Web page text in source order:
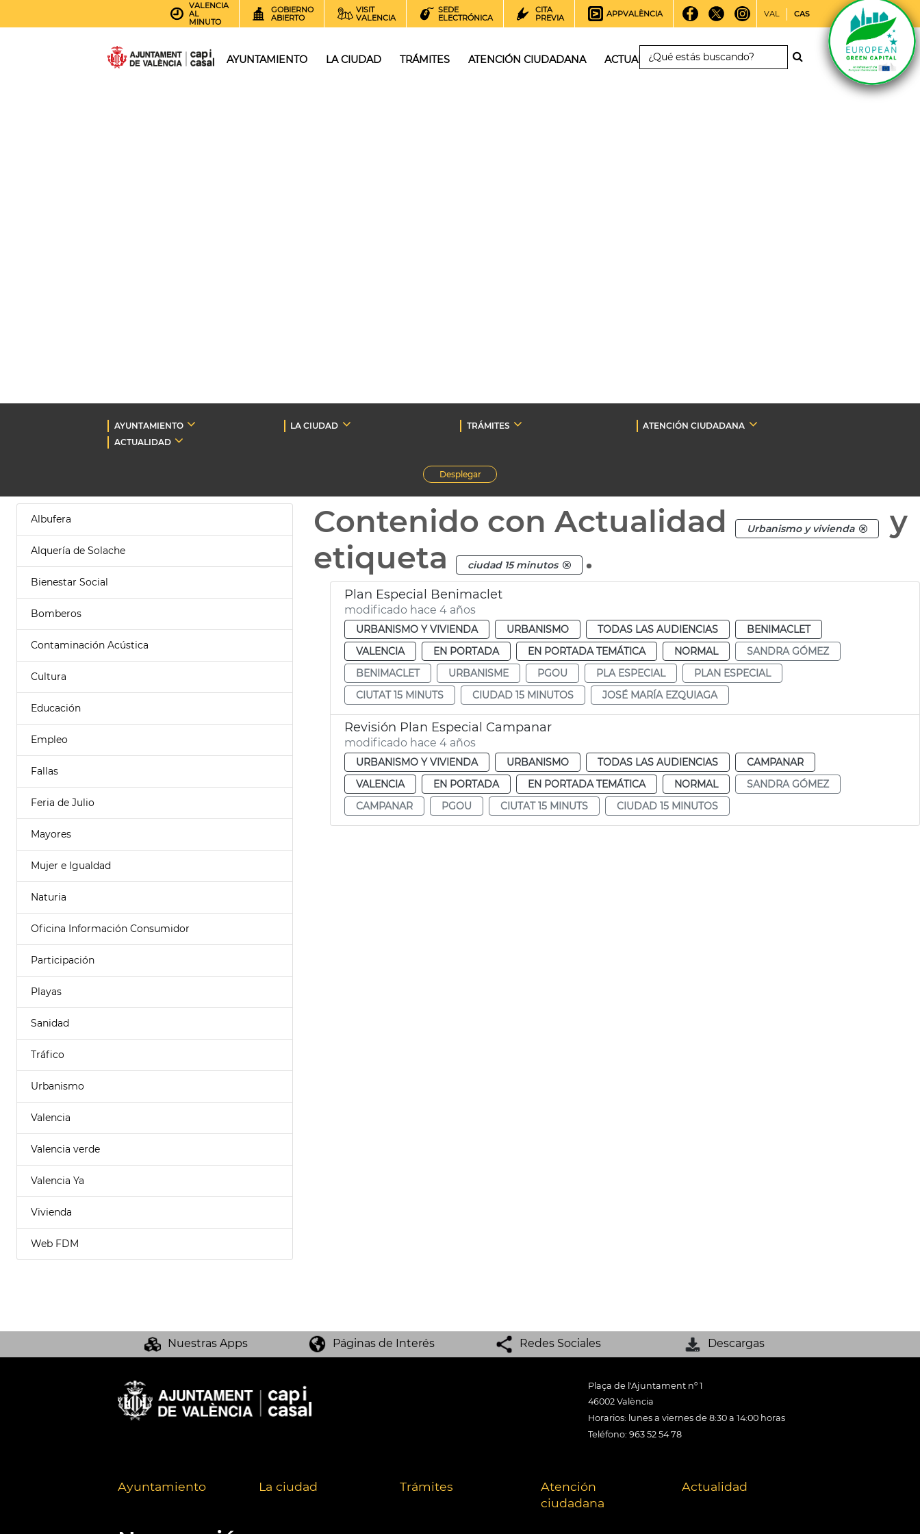
VALENCIA
AL
MINUTO
GOBIERNO
ABIERTO
VISIT
VALENCIA
SEDE
ELECTRÓNICA
CITA
PREVIA
APPVALÈNCIA VAL CAS
AYUNTAMIENTO LA CIUDAD TRÁMITES ATENCIÓN CIUDADANA ACTUALIDAD
AYUNTAMIENTO LA CIUDAD TRÁMITES
ATENCIÓN CIUDADANA
ACTUALIDAD
Desplegar
Albufera
Alquería de Solache
Bienestar Social
Bomberos
Contaminación Acústica
Cultura
Educación
Empleo
Fallas
Feria de Julio
Mayores
Mujer e Igualdad
Naturia
Oficina Información Consumidor
Participación
Playas
Sanidad
Tráfico
Urbanismo
Valencia
Valencia verde
Valencia Ya
Vivienda
Web FDM
Contenido con Actualidad Urbanismo y vivienda
y
etiqueta
ciudad 15 minutos .
Plan Especial Benimaclet
modificado hace 4 años
URBANISMO Y VIVIENDA URBANISMO TODAS LAS AUDIENCIAS
BENIMACLET
VALENCIA
EN PORTADA EN PORTADA TEMÁTICA NORMAL
SANDRA GÓMEZ
BENIMACLET
URBANISME PGOU PLA ESPECIAL
PLAN ESPECIAL
CIUTAT 15 MINUTS
CIUDAD 15 MINUTOS JOSÉ MARÍA EZQUIAGA
Revisión Plan Especial Campanar
modificado hace 4 años
URBANISMO Y VIVIENDA URBANISMO TODAS LAS AUDIENCIAS
CAMPANAR
VALENCIA
EN PORTADA EN PORTADA TEMÁTICA NORMAL
SANDRA GÓMEZ
CAMPANAR
PGOU CIUTAT 15 MINUTS CIUDAD 15 MINUTOS
Nuestras Apps Páginas de Interés Redes Sociales Descargas
Plaça de l'Ajuntament nº 1
46002 València
Horarios: lunes a viernes de 8:30 a 14:00 horas
Teléfono: 963 52 54 78
Ayuntamiento La ciudad Trámites
Atención
ciudadana
Actualidad